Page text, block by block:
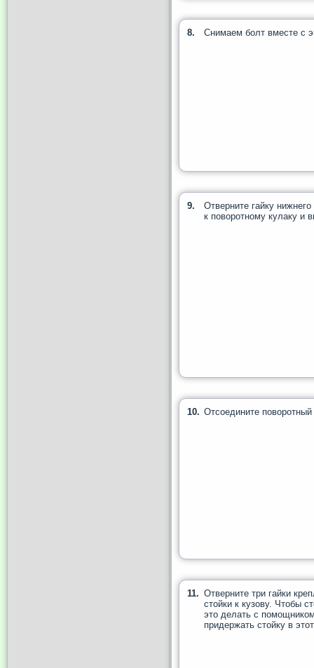
8. Снимаем болт вместе с
9.
Отверните гайку
к поворотному кулаку и
10. Отсоедините поворотный
11. Отверните три гайки
стойки к кузову. Чтобы
это делать с
придержать стойку в